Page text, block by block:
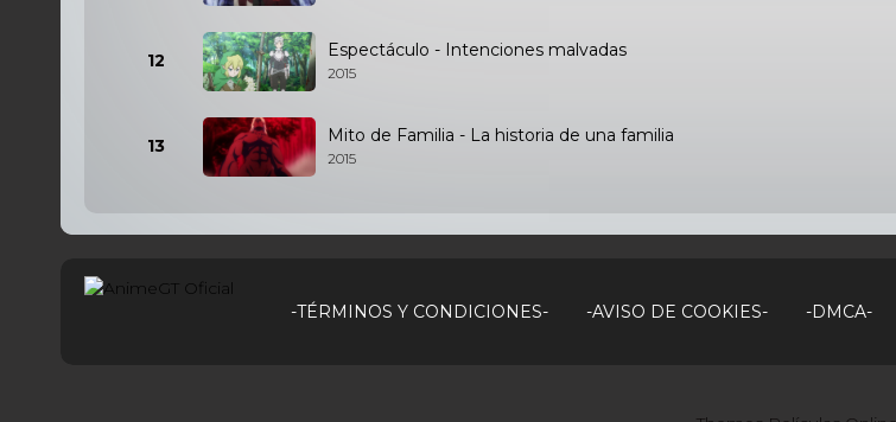
12 Espectáculo - Intenciones malvadas
2015
13 Mito de Familia - La historia de una familia
2015
-TÉRMINOS Y CONDICIONES- -AVISO DE COOKIES- -DMCA-